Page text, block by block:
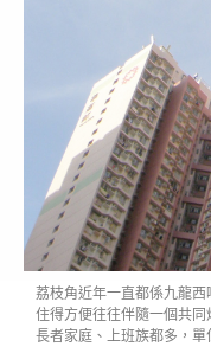
荔枝角近年一直都係九龍
住得方便往往伴隨一個共
長者家庭、上班族都多，